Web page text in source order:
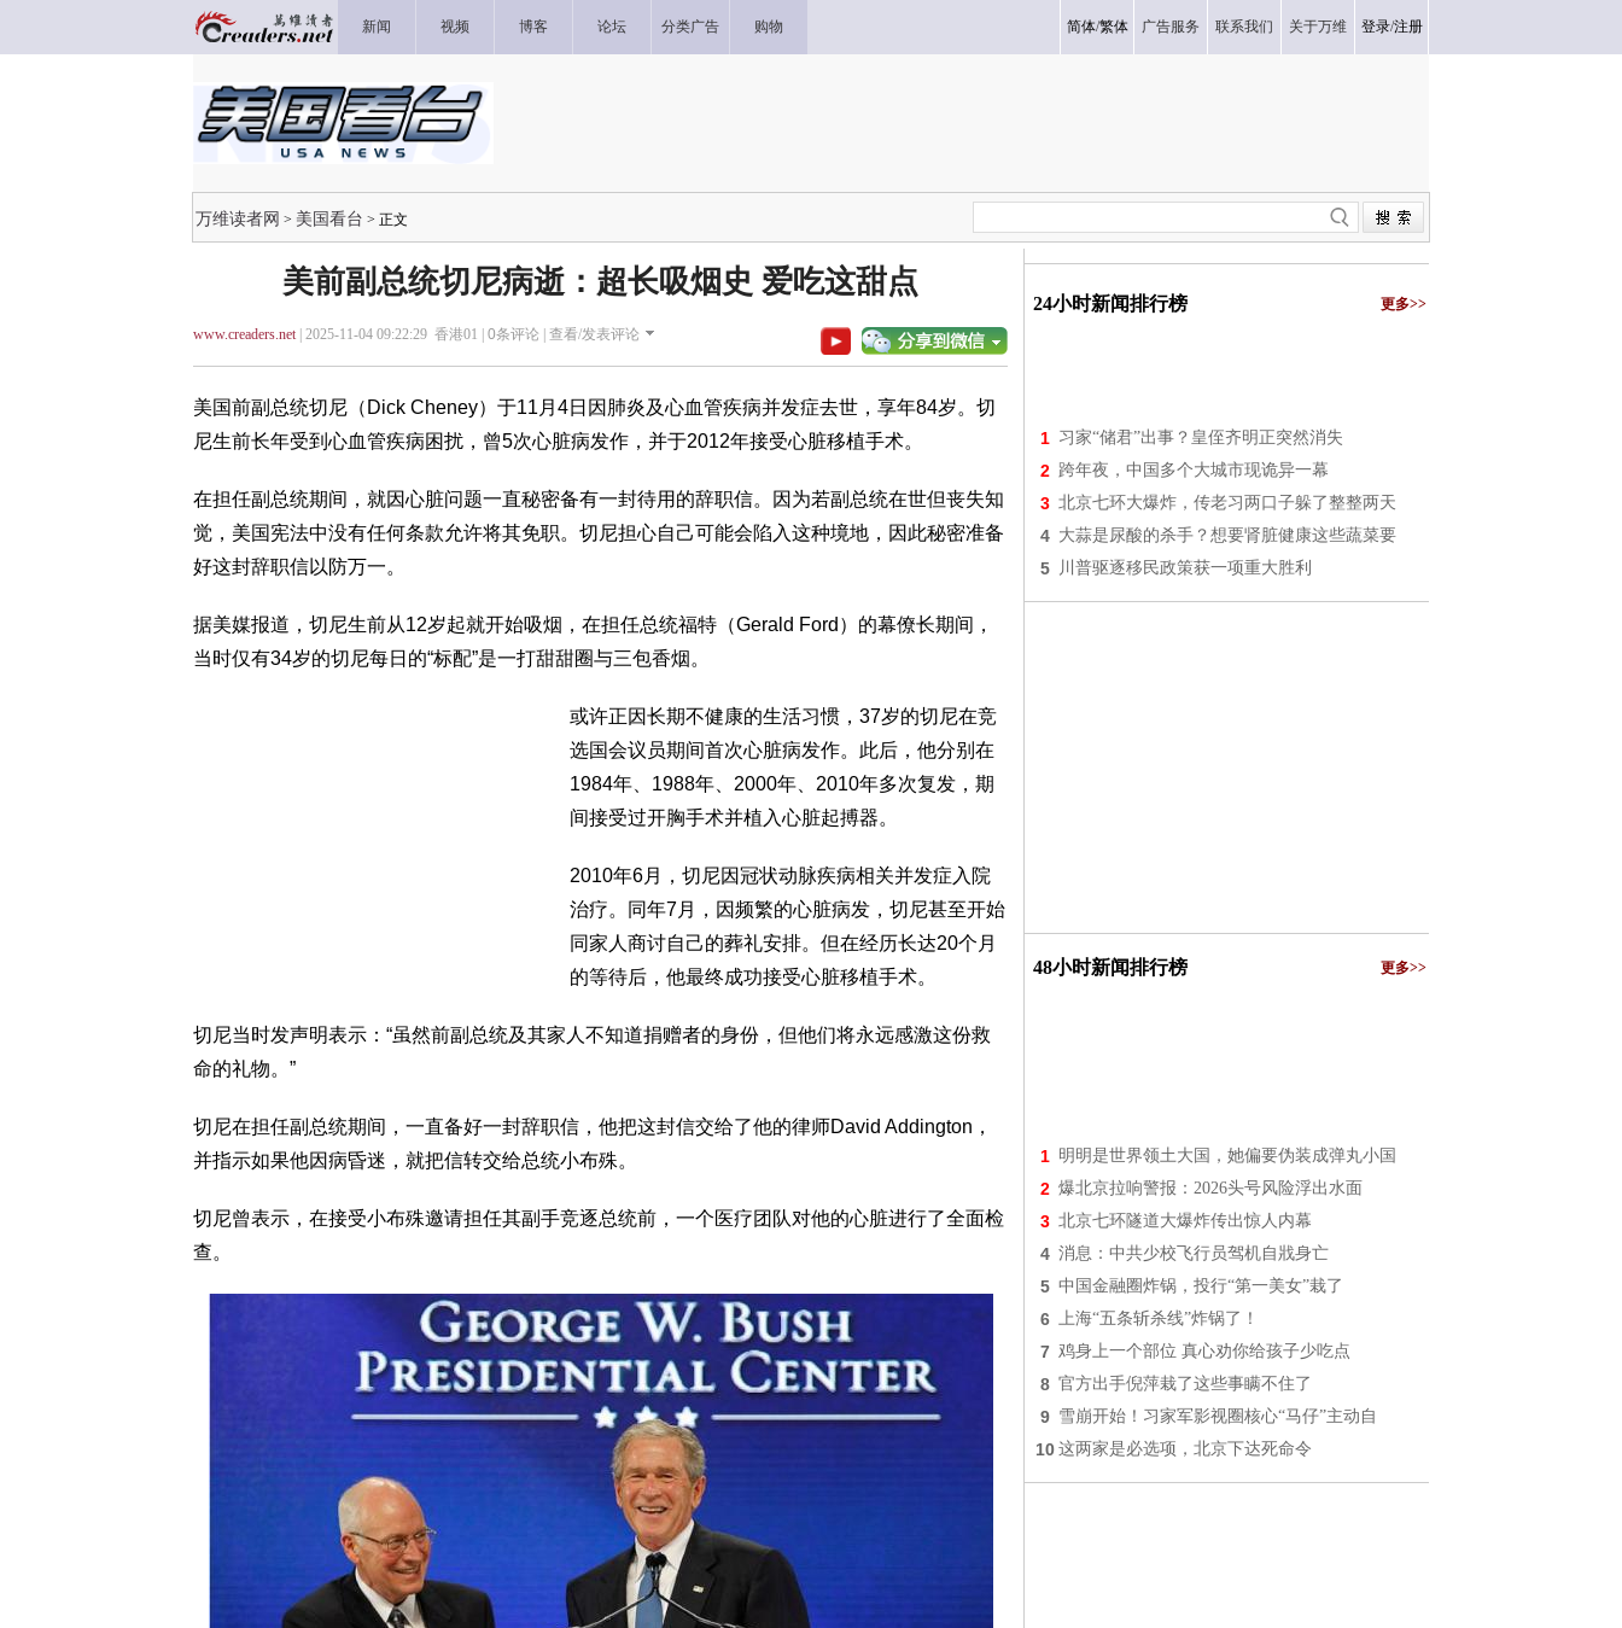
新闻 视频 博客 论坛 分类广告 购物 简体/繁体 广告服务 联系我们 关于万维 登录/注册
万维读者网 > 美国看台 > 正文
美前副总统切尼病逝：超长吸烟史 爱吃这甜点
www.creaders.net| 2025-11-04 09:22:29 香港01 | 0条评论 | 查看/发表评论
美国前副总统切尼（Dick Cheney）于11月4日因肺炎及心血管疾病并发症去世，享年84岁。切
尼生前长年受到心血管疾病困扰，曾5次心脏病发作，并于2012年接受心脏移植手术。
在担任副总统期间，就因心脏问题一直秘密备有一封待用的辞职信。因为若副总统在世但丧失知
觉，美国宪法中没有任何条款允许将其免职。切尼担心自己可能会陷入这种境地，因此秘密准备
好这封辞职信以防万一。
据美媒报道，切尼生前从12岁起就开始吸烟，在担任总统福特（Gerald Ford）的幕僚长期间，
当时仅有34岁的切尼每日的“标配”是一打甜甜圈与三包香烟。
或许正因长期不健康的生活习惯，37岁的切尼在竞
选国会议员期间首次心脏病发作。此后，他分别在
1984年、1988年、2000年、2010年多次复发，期
间接受过开胸手术并植入心脏起搏器。
2010年6月，切尼因冠状动脉疾病相关并发症入院
治疗。同年7月，因频繁的心脏病发，切尼甚至开始
同家人商讨自己的葬礼安排。但在经历长达20个月
的等待后，他最终成功接受心脏移植手术。
切尼当时发声明表示：“虽然前副总统及其家人不知道捐赠者的身份，但他们将永远感激这份救
命的礼物。”
切尼在担任副总统期间，一直备好一封辞职信，他把这封信交给了他的律师David Addington，
并指示如果他因病昏迷，就把信转交给总统小布殊。
切尼曾表示，在接受小布殊邀请担任其副手竞逐总统前，一个医疗团队对他的心脏进行了全面检
查。
24小时新闻排行榜 更多>>
1 习家“储君”出事？皇侄齐明正突然消失
2 跨年夜，中国多个大城市现诡异一幕
3 北京七环大爆炸，传老习两口子躲了整整两天
4 大蒜是尿酸的杀手？想要肾脏健康这些蔬菜要
5 川普驱逐移民政策获一项重大胜利
48小时新闻排行榜 更多>>
1 明明是世界领土大国，她偏要伪装成弹丸小国
2 爆北京拉响警报：2026头号风险浮出水面
3 北京七环隧道大爆炸传出惊人内幕
4 消息：中共少校飞行员驾机自戕身亡
5 中国金融圈炸锅，投行“第一美女”栽了
6 上海“五条斩杀线”炸锅了！
7 鸡身上一个部位 真心劝你给孩子少吃点
8 官方出手倪萍栽了这些事瞒不住了
9 雪崩开始！习家军影视圈核心“马仔”主动自
10 这两家是必选项，北京下达死命令